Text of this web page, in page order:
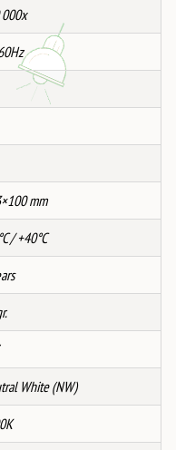
000x
mm
/ +40°C
White (NW)